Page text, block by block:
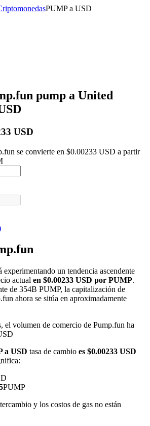
divisas, metales preciosos y materias
PUMP a USD
pump a United
USD
se convierte en $0.00233 USD a partir
experimentando un tendencia ascendente
actual en $0.00233 USD por PUMP.
de 354B PUMP, la capitalización de
ahora se sitúa en aproximadamente
el volumen de comercio de Pump.fun ha
a USD tasa de cambio es $0.00233 USD
PUMP
y los costos de gas no están